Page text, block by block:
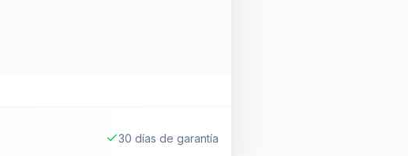
30 días de garantía